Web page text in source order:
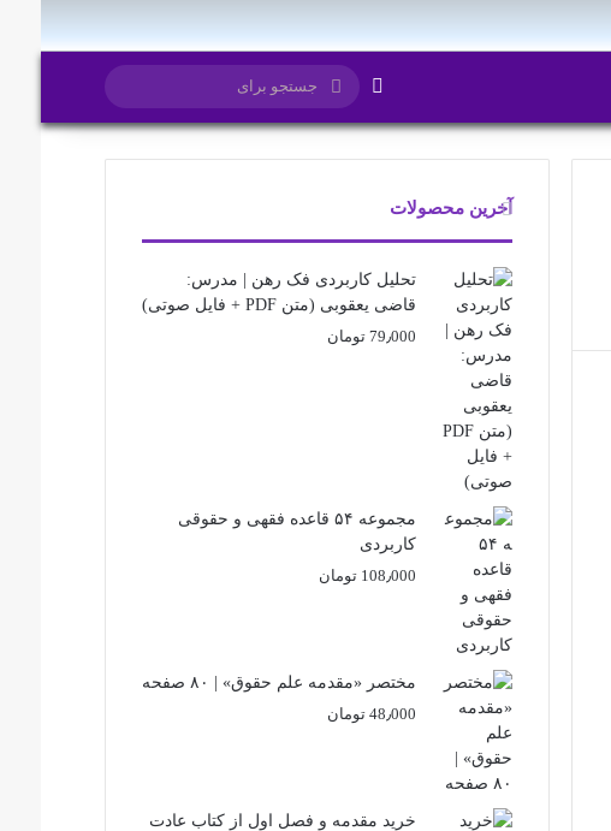
تغییر پوسته
جستجو
برای
آخرین محصولات
تحلیل کاربردی فک رهن | مدرس:
قاضی یعقوبی (متن PDF + فایل صوتی)
79٫000 تومان
مجموعه ۵۴ قاعده فقهی و حقوقی
کاربردی
108٫000 تومان
مختصر «مقدمه علم حقوق» | ۸۰ صفحه
48٫000 تومان
خرید مقدمه و فصل اول از کتاب عادت